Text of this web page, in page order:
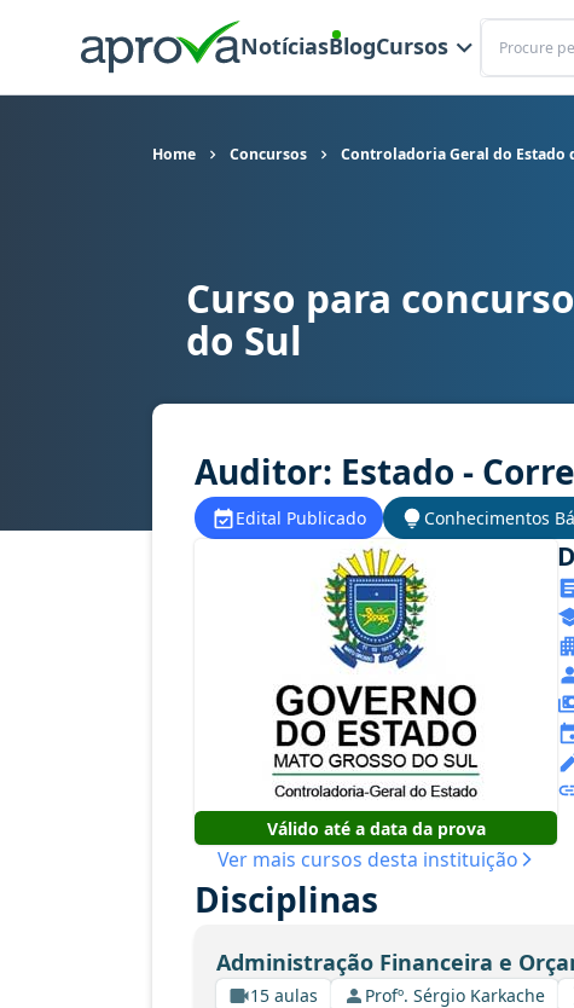
NotíciasBlogCursos
Buscar
Home Concursos Controladoria Geral do Estado
Curso para concurso CGE MS - Controladoria
Curso para
do Sul
Auditor: Estado -
Edital Publicado Conhecimentos
Válido até a data da prova
Ver mais cursos desta instituição
Disciplinas
Administração Financeira e
15 aulas Profº. Sérgio Karkache